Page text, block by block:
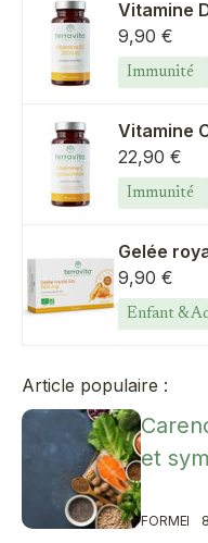
Vitamine
Prix de
9,90 €
Immunité
Vitamine
Prix de
22,90 €
Immunité
Gelée
Prix de
9,90 €
Enfant &
Article populaire :
et
FORME